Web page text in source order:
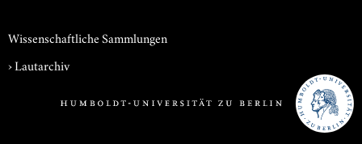
Wissenschaftliche Sammlungen
›Lautarchiv